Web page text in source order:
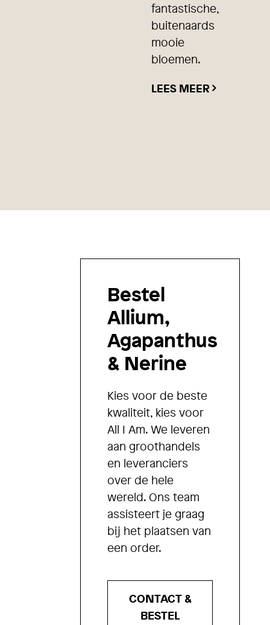
fantastische,
buitenaards
mooie
bloemen.
LEES MEER
Bestel
Allium,
Agapanthus
& Nerine
Kies voor de beste
kwaliteit, kies voor
All I Am. We leveren
aan groothandels
en leveranciers
over de hele
wereld. Ons team
assisteert je graag
bij het plaatsen van
een order.
CONTACT &
BESTEL